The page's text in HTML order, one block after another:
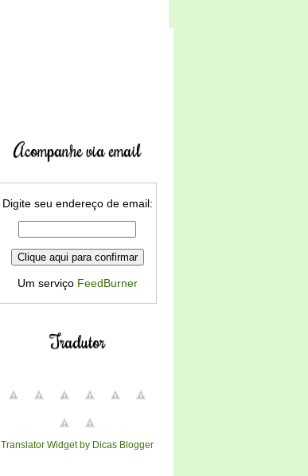
Acompanhe via email
Digite seu endereço de email:
Um serviço FeedBurner
Tradutor
Translator Widget by Dicas Blogger